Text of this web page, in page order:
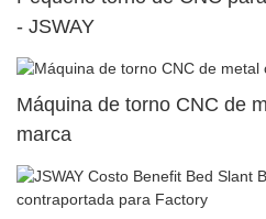
- JSWAY
Máquina de torno CNC de
marca